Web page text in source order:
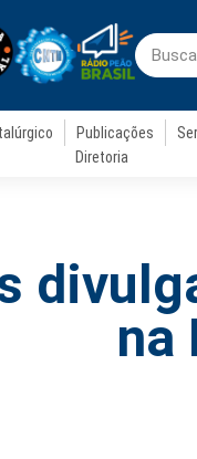
Publicações
Diretoria
na